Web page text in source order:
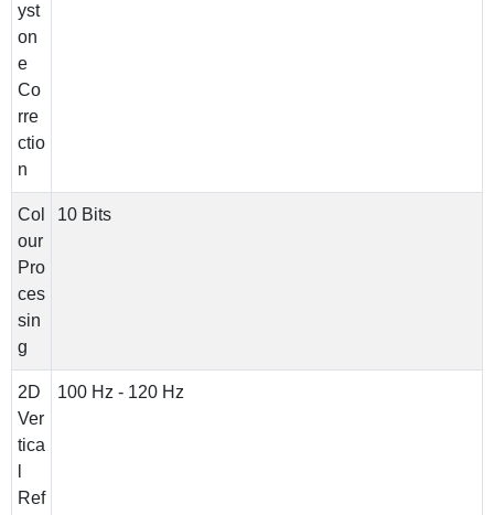
yst
on
e
Co
rre
ctio
n
Col
our
Pro
ces
sin
g
10 Bits
2D
Ver
tica
Ref
100 Hz - 120 Hz